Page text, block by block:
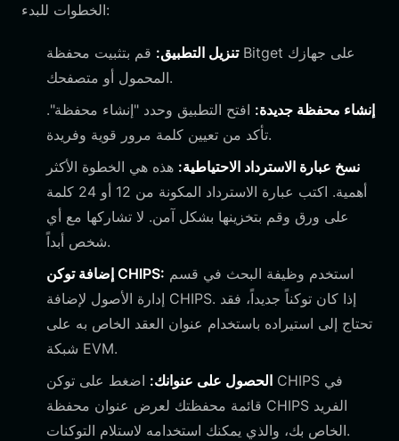
الخطوات للبدء:
تنزيل التطبيق: قم بتثبيت محفظة Bitget على جهازك
المحمول أو متصفحك.
إنشاء محفظة جديدة: افتح التطبيق وحدد "إنشاء محفظة".
تأكد من تعيين كلمة مرور قوية وفريدة.
نسخ عبارة الاسترداد الاحتياطية: هذه هي الخطوة الأكثر
أهمية. اكتب عبارة الاسترداد المكونة من 12 أو 24 كلمة
على ورق وقم بتخزينها بشكل آمن. لا تشاركها مع أي
شخص أبداً.
إضافة توكن CHIPS:
إدارة الأصول لإضافة CHIPS. إذا كان توكناً جديداً، فقد
تحتاج إلى استيراده باستخدام عنوان العقد الخاص به على
شبكة EVM.
الحصول على عنوانك: اضغط على توكن CHIPS في
قائمة محفظتك لعرض عنوان محفظة CHIPS الفريد
الخاص بك، والذي يمكنك استخدامه لاستلام التوكنات.